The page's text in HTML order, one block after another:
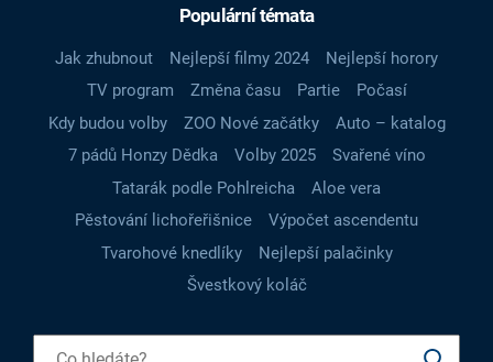
Populární témata
Jak zhubnout Nejlepší filmy 2024
Nejlepší horory
TV program
Změna času Partie
Počasí
Kdy budou volby
ZOO Nové začátky
Auto – katalog
7 pádů Honzy Dědka
Volby 2025
Svařené víno
Tatarák podle Pohlreicha
Aloe vera
Pěstování lichořeřišnice
Výpočet ascendentu
Tvarohové knedlíky
Nejlepší palačinky
Švestkový koláč